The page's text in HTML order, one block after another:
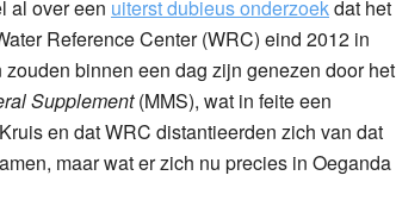
al over een uiterst dubieus onderzoekdat het
Reference Center (WRC) eind 2012 in
binnen een dag zijn genezen door het
Supplement(MMS), wat in feite een
en dat WRC distantieerden zich van dat
maar wat er zich nu precies in Oeganda